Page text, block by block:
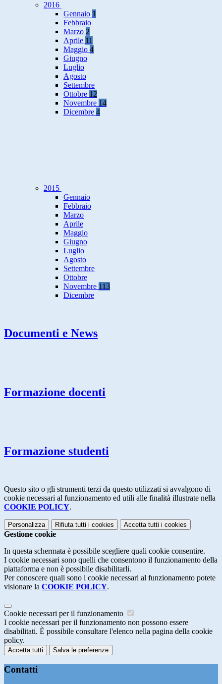
2016
Gennaio 1
Febbraio
Marzo 2
Aprile 11
Maggio 4
Giugno
Luglio
Agosto
Settembre
Ottobre 12
Novembre 14
Dicembre 4
2015
Gennaio
Febbraio
Marzo
Aprile
Maggio
Giugno
Luglio
Agosto
Settembre
Ottobre
Novembre 113
Dicembre
Documenti e News
Formazione docenti
Formazione studenti
Questo sito o gli strumenti terzi da questo utilizzati si avvalgono di
cookie necessari al funzionamento ed utili alle finalità illustrate nella
COOKIE POLICY.
Personalizza Rifiuta tutti i cookies Accetta tutti i cookies
Gestione cookie
In questa schermata è possibile scegliere quali cookie consentire.
I cookie necessari sono quelli che consentono il funzionamento della
piattaforma e non è possibile disabilitarli.
Per conoscere quali sono i cookie necessari al funzionamento potete
visionare la COOKIE POLICY.
Cookie necessari per il funzionamento
I cookie necessari per il funzionamento non possono essere
disabilitati. È possibile consultare l'elenco nella pagina della cookie
policy.
Accetta tutti Salva le preferenze
Contatti